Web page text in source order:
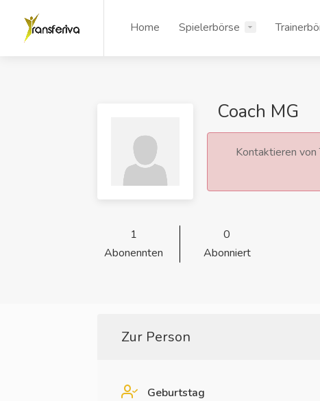
Home Spielerbörse
Coach MG
Kontaktieren von
1
Abonennten
0
Abonniert
Zur Person
Geburtstag